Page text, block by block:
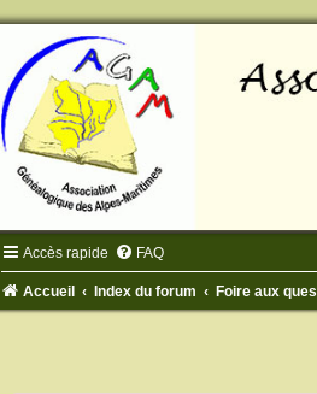
Accès rapide FAQ
Accueil Index du forum Foire aux